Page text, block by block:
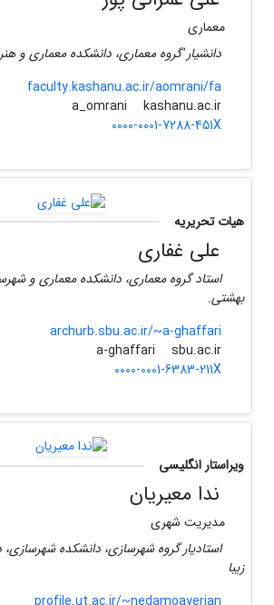
معماری
دانشیار 'گروه معماری، دانشکده معماری و
faculty.kashanu.ac.ir/aomrani/fa
a_omrani
kashanu.ac.ir
0000-0001-7288-451X
هیات تحریریه
علی غفاری
استاد گروه معماری، دانشکده معماری و
بهشتی.
archurb.sbu.ac.ir/~a-ghaffari
a-ghaffari
sbu.ac.ir
0000-0001-6383-211X
ویراستار انگلیسی
ندا معیریان
مدیریت شهری
استادیار گروه شهرسازی، دانشکده
زیبا